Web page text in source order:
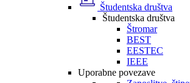
Študentska društva
Študentska društva
Štromar
BEST
EESTEC
IEEE
Uporabne povezave